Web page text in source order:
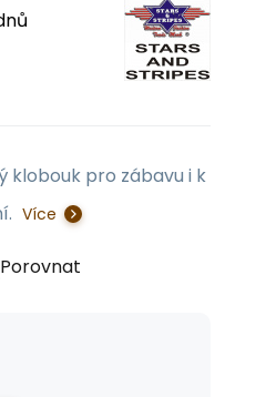
klobouk pro zábavu i k
Více
Porovnat